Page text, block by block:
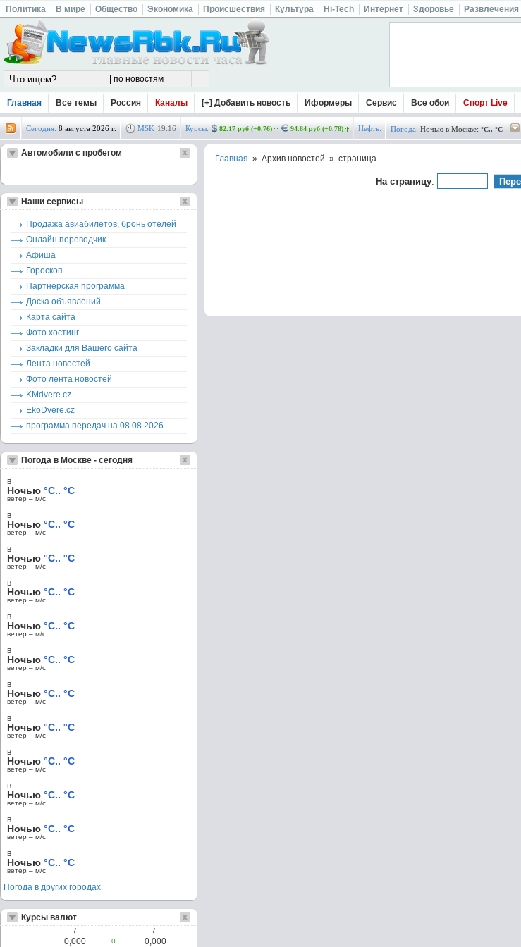
Политика В мире Общество Экономика Происшествия Культура Hi-Tech Интернет Здоровье Развлечения
Главная Все темы Россия Каналы [+] Добавить новость Иформеры Сервис Все обои Спорт Live
Сегодня: 8 августа 2026 г. MSK 19:16 Курсы: 82.17 руб (+0.76) 94.84 руб (+0.78) Нефть: Погода: Ночью в Москве: °C.. °C
Главная » Архив новостей » страница
На страницу:
Автомобили с пробегом
Наши сервисы
Продажа авиабилетов, бронь отелей
Онлайн переводчик
Афиша
Гороскоп
Партнёрская программа
Доска объявлений
Карта сайта
Фото хостинг
Закладки для Вашего сайта
Лента новостей
Фото лента новостей
KMdvere.cz
EkoDvere.cz
программа передач на 08.08.2026
Погода в Москве - сегодня
в
Ночью °C.. °C
ветер – м/c
в
Ночью °C.. °C
ветер – м/c
в
Ночью °C.. °C
ветер – м/c
в
Ночью °C.. °C
ветер – м/c
в
Ночью °C.. °C
ветер – м/c
в
Ночью °C.. °C
ветер – м/c
в
Ночью °C.. °C
ветер – м/c
в
Ночью °C.. °C
ветер – м/c
в
Ночью °C.. °C
ветер – м/c
в
Ночью °C.. °C
ветер – м/c
в
Ночью °C.. °C
ветер – м/c
в
Ночью °C.. °C
ветер – м/c
Погода в других городах
Курсы валют
/ /
0,000 0 0,000